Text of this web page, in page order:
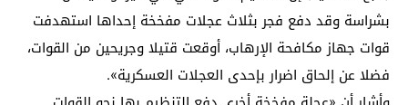
بشراسة وقد دفع فجر بثلاث عجلات مفخخة إحداها استهدفت
قوات جهاز مكافحة الإرهاب، أوقعت قتيلا وجريحين من القوات،
فضلا عن إلحاق اضرار بإحدى العجلات العسكرية».